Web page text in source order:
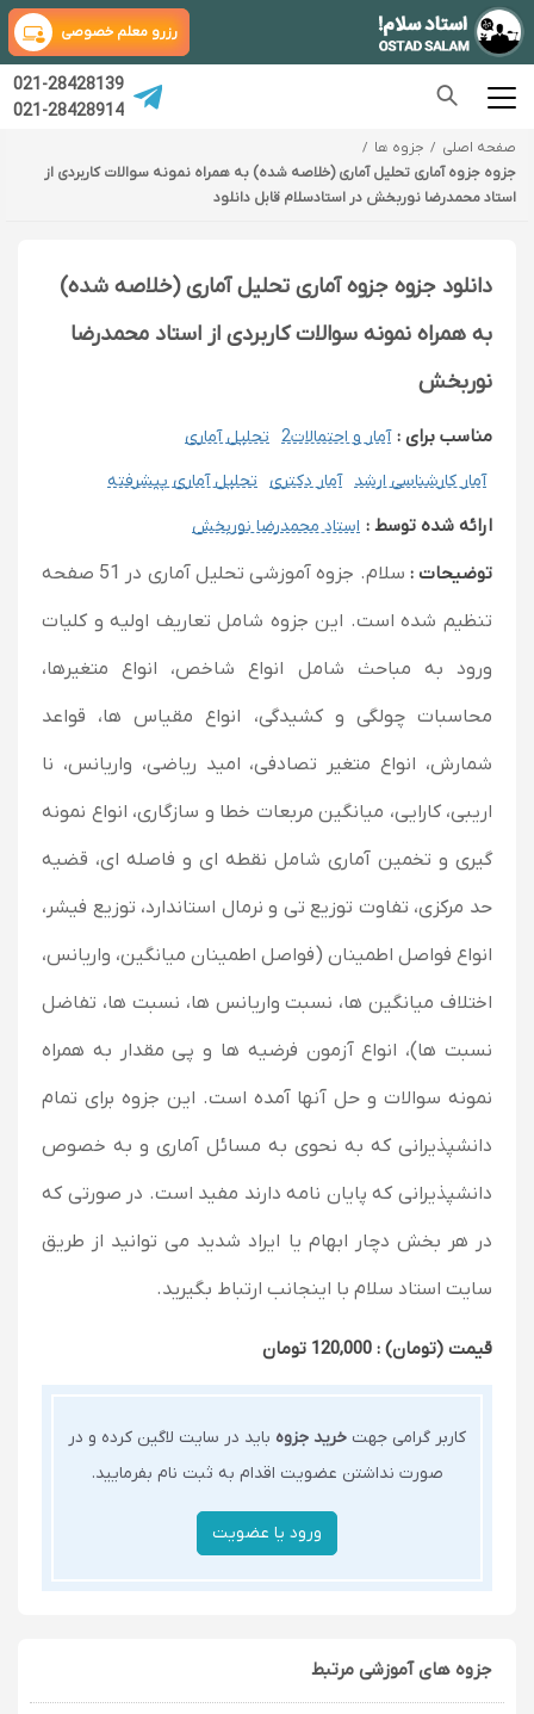
رزرو معلم خصوصی
021-28428139
021-28428914
صفحه اصلی
جزوه ها
جزوه جزوه آماری تحلیل آماری (خلاصه شده) به همراه نمونه سوالات کاربردی از
استاد محمدرضا نوربخش در استادسلام قابل دانلود
دانلود جزوه جزوه آماری تحلیل آماری (خلاصه شده)
به همراه نمونه سوالات کاربردی از استاد محمدرضا
نوربخش
مناسب برای : آمار و احتمالات2
تحلیل آماری
آمار کارشناسی ارشد آمار دکتری تحلیل آماری پیشرفته
ارائه شده توسط : استاد محمدرضا نوربخش
توضیحات :
سلام. جزوه آموزشی تحلیل آماری در 51 صفحه
تنظیم شده است. این جزوه شامل تعاریف اولیه و کلیات
ورود به مباحث شامل انواع شاخص، انواع متغیرها،
محاسبات چولگی و کشیدگی، انواع مقیاس ها، قواعد
شمارش، انواع متغیر تصادفی، امید ریاضی، واریانس، نا
اریبی، کارایی، میانگین مربعات خطا و سازگاری، انواع نمونه
گیری و تخمین آماری شامل نقطه ای و فاصله ای، قضیه
حد مرکزی، تفاوت توزیع تی و نرمال استاندارد، توزیع فیشر،
انواع فواصل اطمینان (فواصل اطمینان میانگین، واریانس،
اختلاف میانگین ها، نسبت واریانس ها، نسبت ها، تفاضل
نسبت ها)، انواع آزمون فرضیه ها و پی مقدار به همراه
نمونه سوالات و حل آنها آمده است. این جزوه برای تمام
دانشپذیرانی که به نحوی به مسائل آماری و به خصوص
دانشپذیرانی که پایان نامه دارند مفید است. در صورتی که
در هر بخش دچار ابهام یا ایراد شدید می توانید از طریق
سایت استاد سلام با اینجانب ارتباط بگیرید.
قیمت (تومان) : 120,000 تومان
کاربر گرامی جهت خرید جزوه باید در سایت لاگین کرده و در
صورت نداشتن عضویت اقدام به ثبت نام بفرمایید.
جزوه های آموزشی مرتبط